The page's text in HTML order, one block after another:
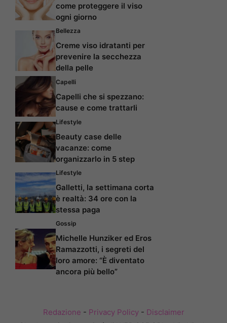
come proteggere il viso
ogni giorno
Bellezza
Creme viso idratanti per
prevenire la secchezza
della pelle
Capelli
Capelli che si spezzano:
cause e come trattarli
Lifestyle
Beauty case delle
vacanze: come
organizzarlo in 5 step
Lifestyle
Galletti, la settimana corta
è realtà: 34 ore con la
stessa paga
Gossip
Michelle Hunziker ed Eros
Ramazzotti, i segreti del
loro amore: “È diventato
ancora più bello”
Redazione - Privacy Policy- Disclaimer